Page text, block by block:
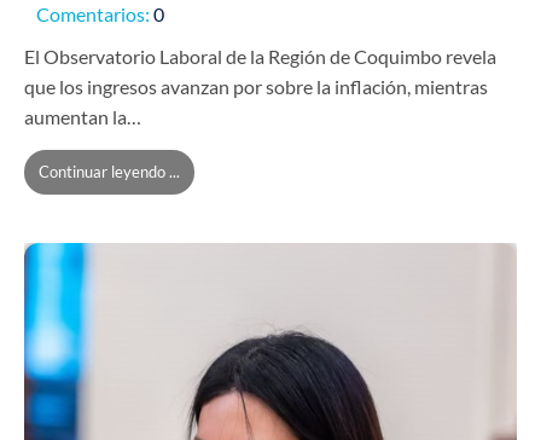
Comentarios: 0
El Observatorio Laboral de la Región de Coquimbo revela
que los ingresos avanzan por sobre la inflación, mientras
aumentan la…
Continuar leyendo ...